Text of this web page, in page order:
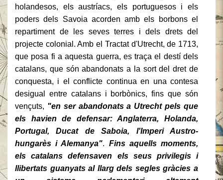
holandesos, els austríacs, els portuguesos i els
poders dels Savoia acorden amb els borbons el
repartiment de les seves terres i dels drets del
projecte colonial. Amb el Tractat d'Utrecht, de 1713,
que posa fi a aquesta guerra, es traça el destí dels
catalans, que són abandonats a la sort del dret de
conquesta, i el conflicte continua en una contesa
desigual entre catalans i borbònics, fins que són
vençuts, "en ser abandonats a Utrecht pels que
els havien de defensar: Anglaterra, Holanda,
Portugal, Ducat de Saboia, l'Imperi Austro-
hungarès i Alemanya". Fins aquells moments,
els catalans defensaven els seus privilegis i
llibertats guanyats al llarg dels segles gràcies a